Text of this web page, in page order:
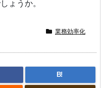
ょうか。
業務効率化
B!